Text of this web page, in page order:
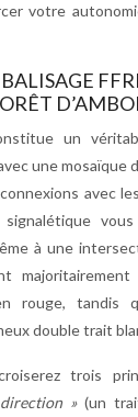
votre
un
une mosaïque
avec
à une
majoritairement
rouge, tandis
double trait
trois
»(un